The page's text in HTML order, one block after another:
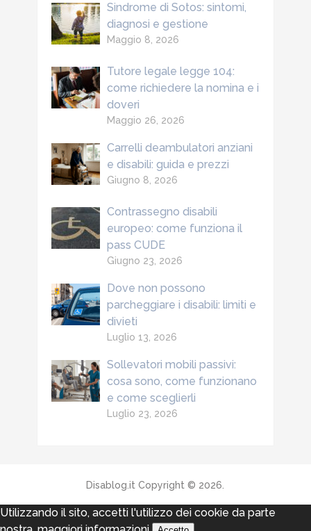
Sindrome di Sotos: sintomi,
diagnosi e gestione
Maggio 8, 2026
Tutore legale legge 104:
come richiedere la nomina e i
doveri
Maggio 26, 2026
Carrelli deambulatori anziani
e disabili: guida e prezzi
Giugno 8, 2026
Contrassegno disabili
europeo: come funziona il
pass CUDE
Giugno 23, 2026
Dove non possono
parcheggiare i disabili: limiti e
divieti
Luglio 13, 2026
Sollevatori mobili passivi:
cosa sono, come funzionano
e come sceglierli
Luglio 23, 2026
Disablog.it Copyright © 2026.
Utilizzando il sito, accetti l'utilizzo dei cookie da parte